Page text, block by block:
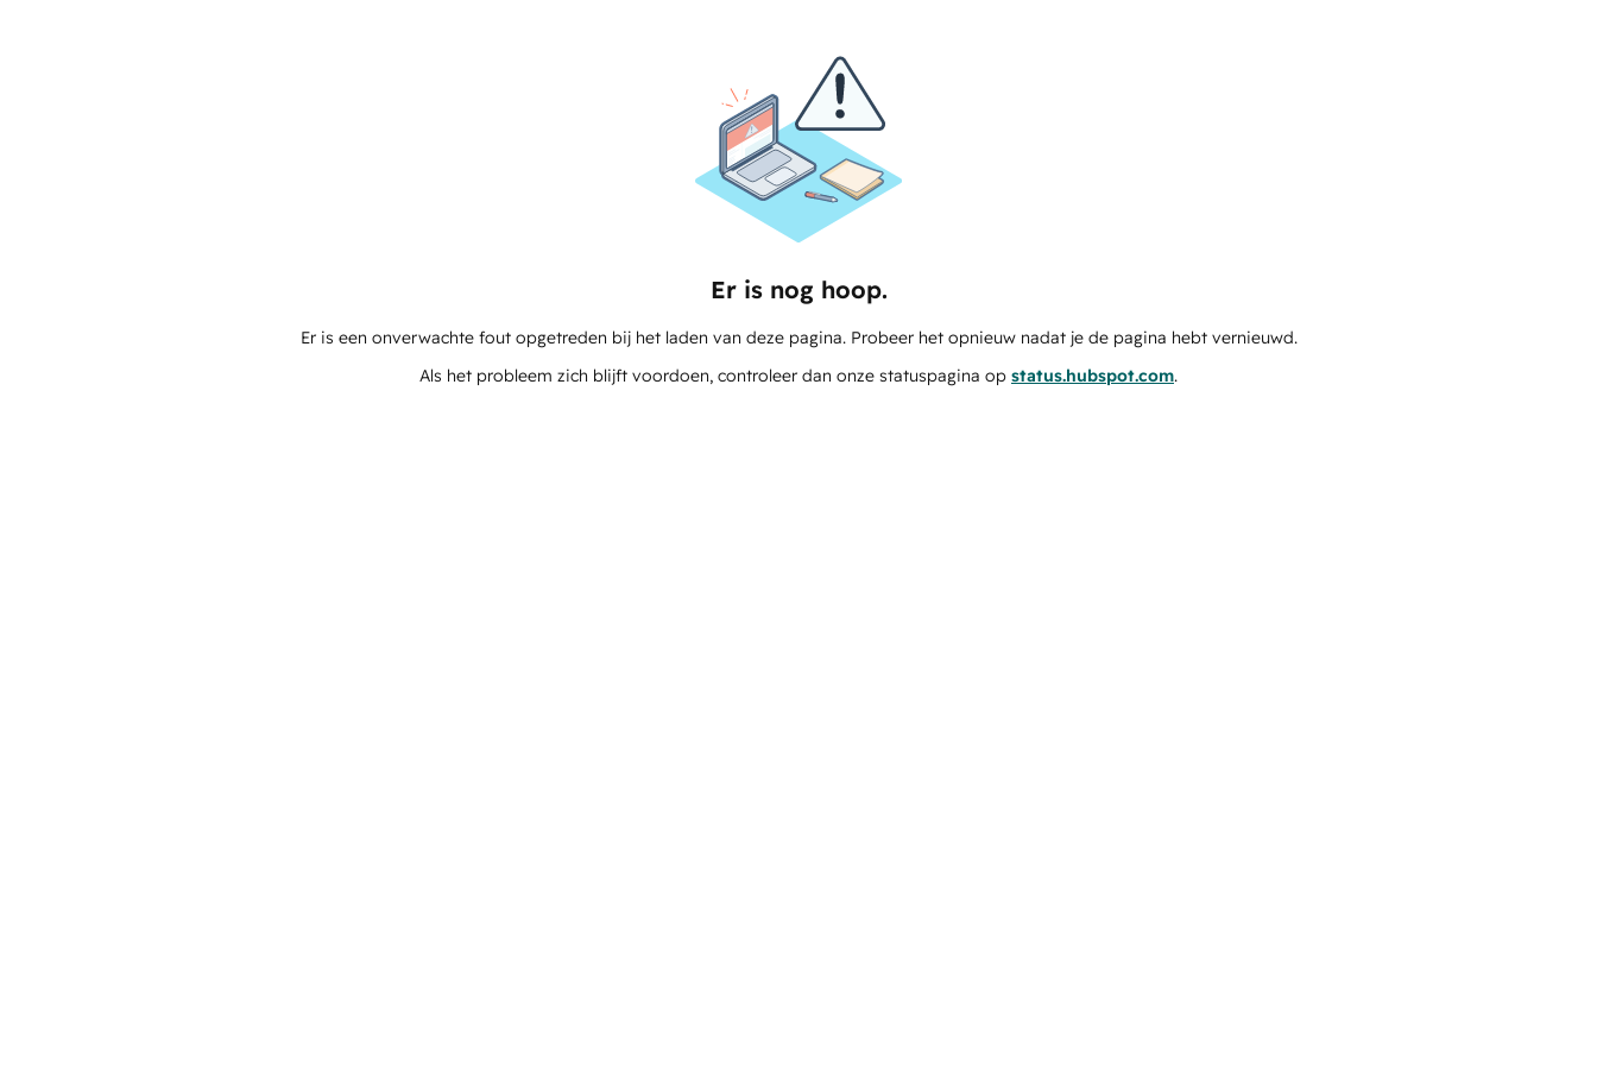
Er is nog hoop.
Er is een onverwachte fout opgetreden bij het laden van deze pagina. Probeer het opnieuw nadat je de pagina hebt vernieuwd.
Als het probleem zich blijft voordoen, controleer dan onze statuspagina op status.hubspot.com.